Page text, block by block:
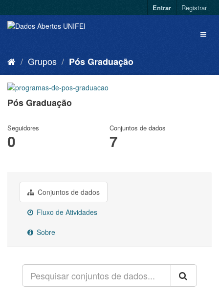
Entrar Registrar
Grupos Pós Graduação
Pós Graduação
Seguidores
0
Conjuntos de dados
7
Conjuntos de dados
Fluxo de Atividades
Sobre